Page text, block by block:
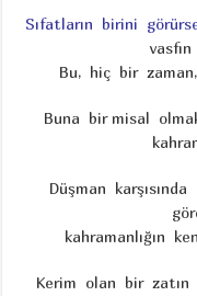
Sıfatların birini
Bu, hiç bir
Buna bir misal
Düşman
kahramanlığın
Kerim olan bir zatın